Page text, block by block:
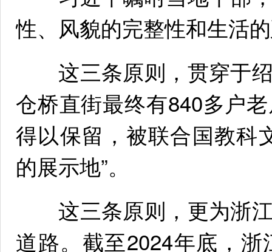
性、风貌的完整性和生活
这三条原则，贯穿于绍
仓桥直街最终有840多户
得以保留，被联合国教科
的展示地”。
这三条原则，更为浙江
道路。截至2024年底，